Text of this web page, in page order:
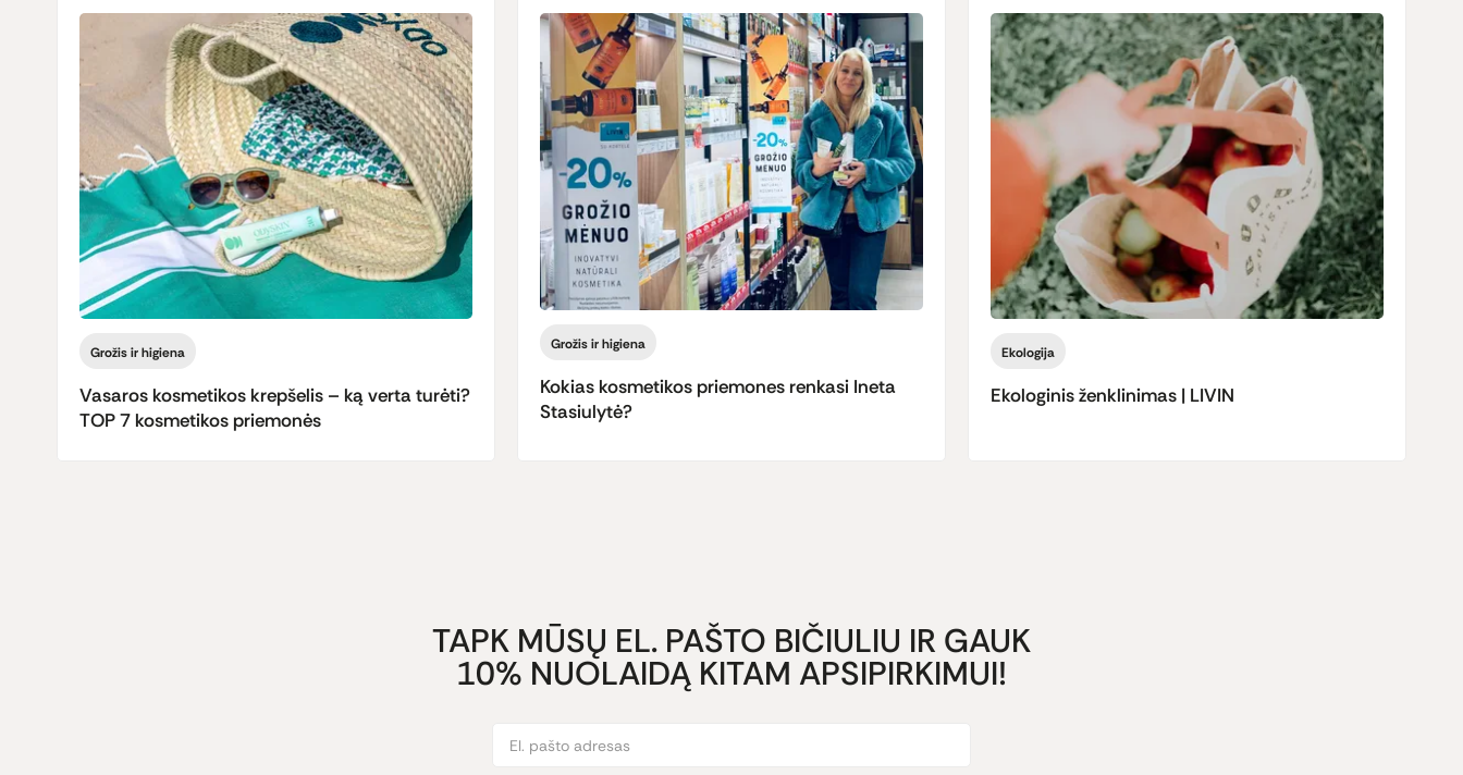
Grožis ir higiena
Vasaros kosmetikos krepšelis – ką verta turėti?
TOP 7 kosmetikos priemonės
Grožis ir higiena
Kokias kosmetikos priemones renkasi Ineta
Stasiulytė?
Ekologija
Ekologinis ženklinimas | LIVIN
TAPK MŪSŲ EL. PAŠTO BIČIULIU IR GAUK
10% NUOLAIDĄ KITAM APSIPIRKIMUI!